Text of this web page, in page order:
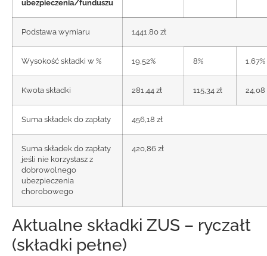
ubezpieczenia/funduszu
Podstawa wymiaru 1441,80 zł
Wysokość składki w % 19,52% 8% 1,67%
Kwota składki 281,44 zł 115,34 zł 24,08
Suma składek do zapłaty 456,18 zł
Suma składek do zapłaty
jeśli nie korzystasz z
dobrowolnego
ubezpieczenia
chorobowego
420,86 zł
Aktualne składki ZUS – ryczałt
(składki pełne)